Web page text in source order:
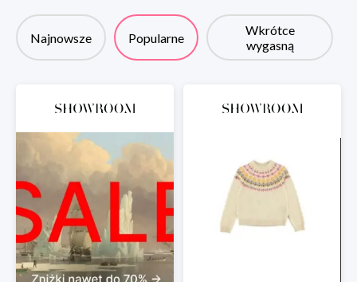
Najnowsze Popularne
Wkrótce
wygasną